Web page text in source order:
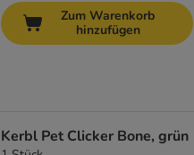
Zum Warenkorb
hinzufügen
Kerbl Pet Clicker Bone, grün